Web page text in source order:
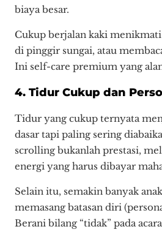
biaya besar.
Cukup berjalan kaki
di pinggir sungai, atau
Ini self-care premium yang
4. Tidur Cukup dan
Tidur yang cukup ternyata
dasar tapi paling sering
scrolling bukanlah prestasi,
energi yang harus dibayar
Selain itu, semakin banyak
memasang batasan diri
Berani bilang “tidak” pada